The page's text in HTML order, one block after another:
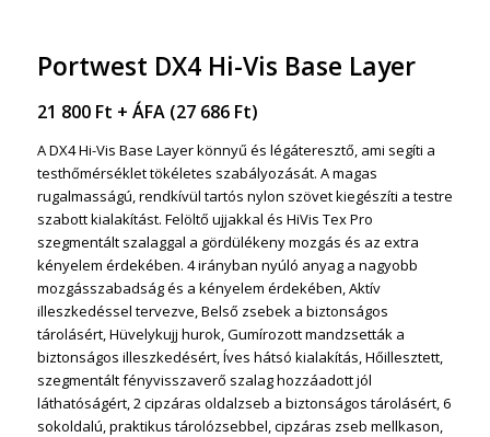
Portwest DX4 Hi-Vis Base Layer
21 800 Ft + ÁFA (27 686 Ft)
A DX4 Hi-Vis Base Layer könnyű és légáteresztő, ami segíti a
testhőmérséklet tökéletes szabályozását. A magas
rugalmasságú, rendkívül tartós nylon szövet kiegészíti a testre
szabott kialakítást. Felöltő ujjakkal és HiVis Tex Pro
szegmentált szalaggal a gördülékeny mozgás és az extra
kényelem érdekében. 4 irányban nyúló anyag a nagyobb
mozgásszabadság és a kényelem érdekében, Aktív
illeszkedéssel tervezve, Belső zsebek a biztonságos
tárolásért, Hüvelykujj hurok, Gumírozott mandzsetták a
biztonságos illeszkedésért, Íves hátsó kialakítás, Hőillesztett,
szegmentált fényvisszaverő szalag hozzáadott jól
láthatóságért, 2 cipzáras oldalzseb a biztonságos tárolásért, 6
sokoldalú, praktikus tárolózsebbel, cipzáras zseb mellkason,